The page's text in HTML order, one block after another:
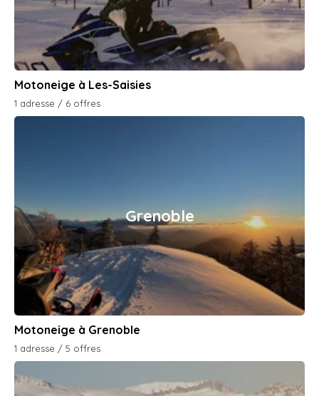
Motoneige à Les-Saisies
1 adresse / 6 offres
Grenoble
Motoneige à Grenoble
1 adresse / 5 offres